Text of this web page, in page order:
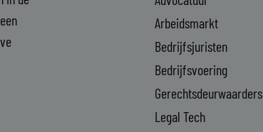
Arbeidsmarkt
Bedrijfsjuristen
Bedrijfsvoering
Gerechtsdeurwaarders
Legal Tech